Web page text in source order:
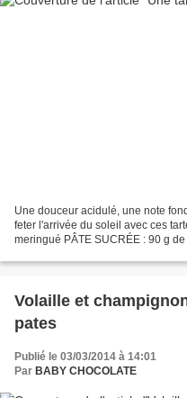
Une douceur acidulé, une note
feter l'arrivée du soleil avec ces
meringué PÂTE SUCRÉE : 90 g
Volaille et
pates
Publié le 03/03/2014 à 14:01
Par BABY CHOCOLATE